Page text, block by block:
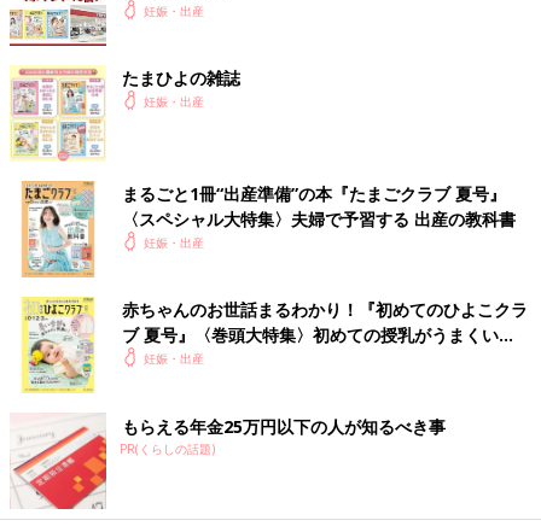
妊娠・出産
たまひよの雑誌
妊娠・出産
まるごと1冊“出産準備”の本『たまごクラブ 夏号』
〈スペシャル大特集〉夫婦で予習する 出産の教科書
妊娠・出産
赤ちゃんのお世話まるわかり！『初めてのひよこクラ
ブ 夏号』〈巻頭大特集〉初めての授乳がうまくい
く！ おっぱい・ミルクの基本と夏のトラブル 解決テ
妊娠・出産
もらえる年金25万円以下の人が知るべき事
PR(くらしの話題)